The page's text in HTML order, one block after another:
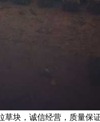
草块，诚信经营，质量保